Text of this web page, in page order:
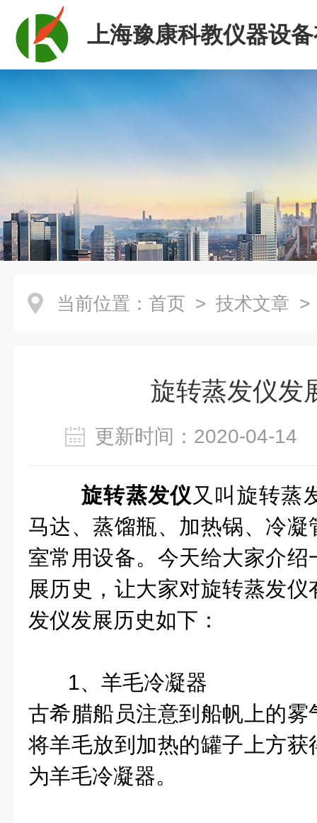
上海豫康科教仪器设
司
当前位置： 首页 > 技术文章 >
旋转蒸发仪发
更新时间：2020-04-
旋转蒸发仪 又叫旋转蒸
马达、蒸馏瓶、加热锅、冷
室常用设备。今天给大家介
展历史，让大家对旋转蒸发
发仪发展历史如下：
1、羊毛冷凝器
古希腊船员注意到船帆上的
将羊毛放到加热的罐子上方
为羊毛冷凝器。